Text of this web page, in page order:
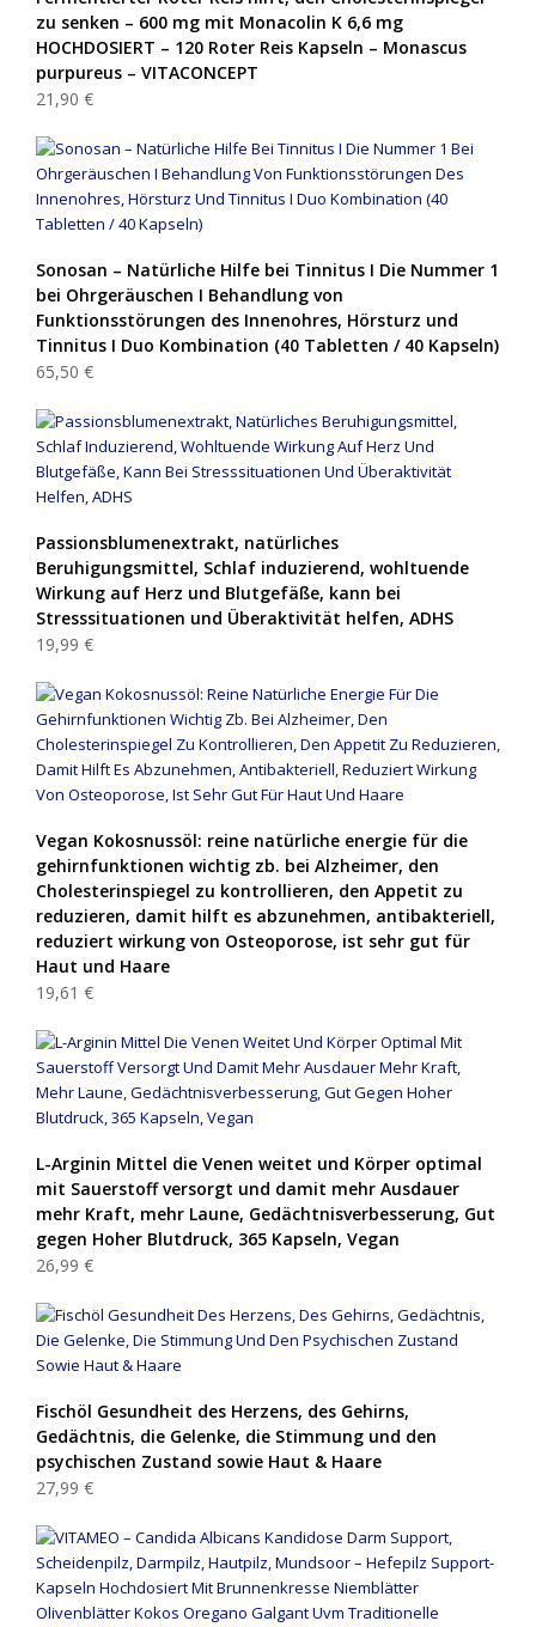
zu senken – 600 mg mit Monacolin K 6,6 mg
HOCHDOSIERT – 120 Roter Reis Kapseln – Monascus
purpureus – VITACONCEPT
21,90 €
Sonosan – Natürliche Hilfe bei Tinnitus I Die Nummer 1
bei Ohrgeräuschen I Behandlung von
Funktionsstörungen des Innenohres, Hörsturz und
Tinnitus I Duo Kombination (40 Tabletten / 40 Kapseln)
65,50 €
Passionsblumenextrakt, natürliches
Beruhigungsmittel, Schlaf induzierend, wohltuende
Wirkung auf Herz und Blutgefäße, kann bei
Stresssituationen und Überaktivität helfen, ADHS
19,99 €
Vegan Kokosnussöl: reine natürliche energie für die
gehirnfunktionen wichtig zb. bei Alzheimer, den
Cholesterinspiegel zu kontrollieren, den Appetit zu
reduzieren, damit hilft es abzunehmen, antibakteriell,
reduziert wirkung von Osteoporose, ist sehr gut für
Haut und Haare
19,61 €
L-Arginin Mittel die Venen weitet und Körper optimal
mit Sauerstoff versorgt und damit mehr Ausdauer
mehr Kraft, mehr Laune, Gedächtnisverbesserung, Gut
gegen Hoher Blutdruck, 365 Kapseln, Vegan
26,99 €
Fischöl Gesundheit des Herzens, des Gehirns,
Gedächtnis, die Gelenke, die Stimmung und den
psychischen Zustand sowie Haut & Haare
27,99 €